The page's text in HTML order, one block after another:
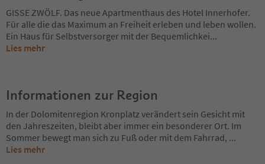
GISSE ZWÖLF. Das neue Apartmenthaus des Hotel Innerhofer.
Für alle die das Maximum an Freiheit erleben und leben wollen.
Ein Haus für Selbstversorger mit der Bequemlichkei...
Lies mehr
Informationen zur Region
In der Dolomitenregion Kronplatz verändert sein Gesicht mit
den Jahreszeiten, bleibt aber immer ein besonderer Ort. Im
Sommer bewegt man sich zu Fuß oder mit dem Fahrrad, ...
Lies mehr